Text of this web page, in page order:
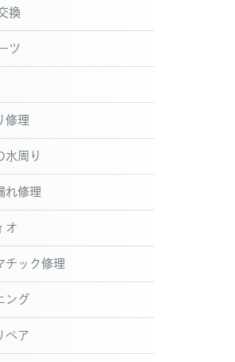
換
ツ
理
水周り
れ修理
オ
チック修理
ング
ペア